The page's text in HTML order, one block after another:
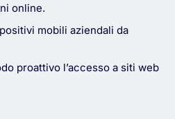
online.
mobili aziendali da
proattivo l’accesso a siti web